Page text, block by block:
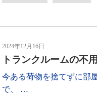
2024年12月16日
トランクルームの不
今ある荷物を捨てずに部
で、 …